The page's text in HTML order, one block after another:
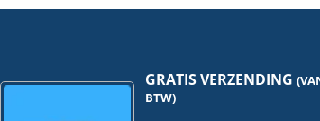
GRATIS VERZENDING
BTW)